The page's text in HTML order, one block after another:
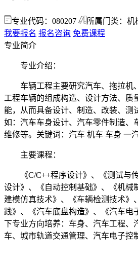
专业代码：080207 所属门类：机
我要报名 报名咨询 免费课程
专业简介
专业介绍：
车辆工程主要研究汽车、拖拉机
工程车辆的组成构造、设计方法、质
能，从而具备设计、制造、改装、测
如：汽车车身设计、汽车零件制造、
维修等。关键词：汽车 机车 车身 一
主要课程：
《C/C++程序设计》、《测试与
设计》、《自动控制基础》、《机械
建模仿真技术》、《车辆检测技术》
践》、《汽车底盘构造》、《汽车电
下专业方向培养：车身、汽车工程、
车、城市轨道交通管理、汽车电子控